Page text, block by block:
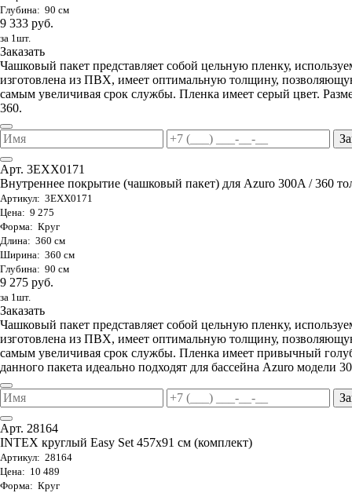
Глубина: 90 см
9 333 руб.
за 1шт.
Заказать
Чашковый пакет представляет собой цельную пленку,
изготовлена из ПВХ, имеет оптимальную толщину,
самым увеличивая срок службы. Пленка имеет серый цвет.
360.
Арт. 3EXX0171
Внутреннее покрытие (чашковый пакет) для Azuro 300A / 360
Артикул: 3EXX0171
Цена: 9 275
Форма: Круг
Длина: 360 см
Ширина: 360 см
Глубина: 90 см
9 275 руб.
за 1шт.
Заказать
Чашковый пакет представляет собой цельную пленку,
изготовлена из ПВХ, имеет оптимальную толщину,
самым увеличивая срок службы. Пленка имеет привычный
данного пакета идеально подходят для бассейна Azuro модели
Арт. 28164
INTEX круглый Easy Set 457х91 см (комплект)
Артикул: 28164
Цена: 10 489
Форма: Круг